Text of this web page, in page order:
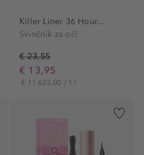
Killer Liner 36 Hour...
Svinčnik za oči
€ 23,55
€ 13,95
€ 11.625,00 / 1 l